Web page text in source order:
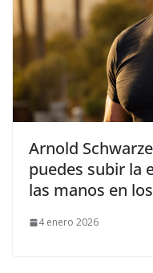
Arnold
puedes subir la
las manos en
4 enero 2026